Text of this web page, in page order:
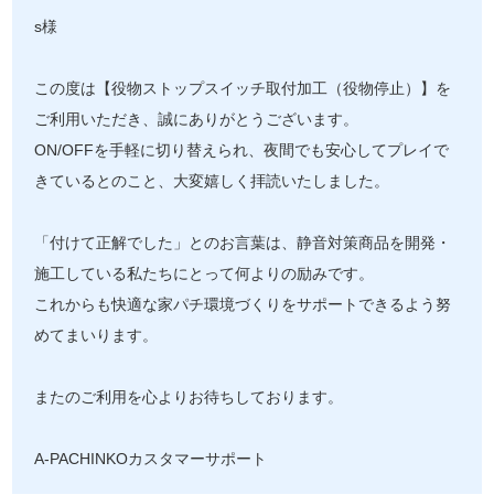
s様
この度は【役物ストップスイッチ取付加工（役物停止）】を
ご利用いただき、誠にありがとうございます。
ON/OFFを手軽に切り替えられ、夜間でも安心してプレイで
きているとのこと、大変嬉しく拝読いたしました。
「付けて正解でした」とのお言葉は、静音対策商品を開発・
施工している私たちにとって何よりの励みです。
これからも快適な家パチ環境づくりをサポートできるよう努
めてまいります。
またのご利用を心よりお待ちしております。
A-PACHINKOカスタマーサポート